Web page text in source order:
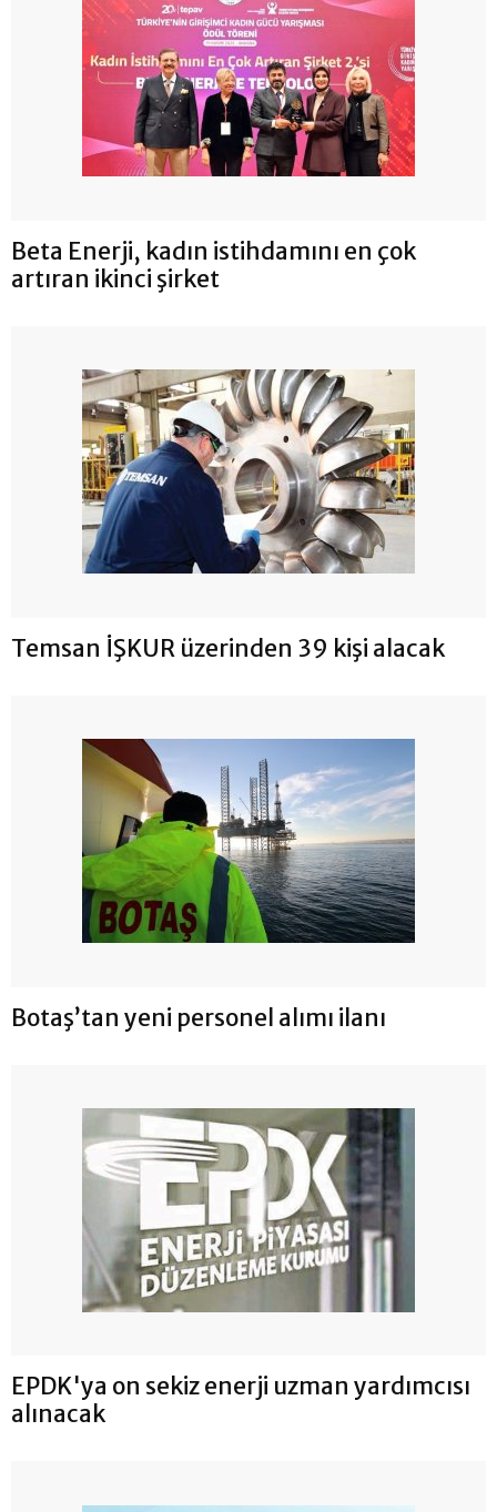
Beta Enerji, kadın istihdamını en çok
artıran ikinci şirket
Temsan İŞKUR üzerinden 39 kişi alacak
Botaş’tan yeni personel alımı ilanı
EPDK'ya on sekiz enerji uzman yardımcısı
alınacak